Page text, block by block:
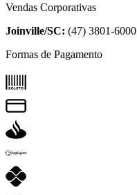
Vendas Corporativas
Joinville/SC: (47) 3801-6000
Formas de Pagamento